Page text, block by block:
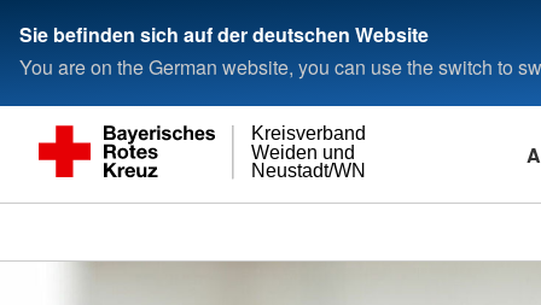
Sie befinden sich auf der deutschen Website
You are on the German website, you can use the switch to
Neustadt/WN
Weiden und
Kreisverband